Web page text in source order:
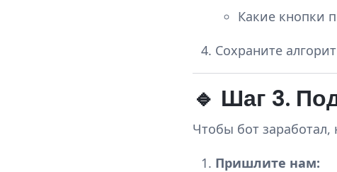
Какие кнопки
Сохраните
🔹 Шаг 3.
Чтобы бот заработал,
Пришлите нам: